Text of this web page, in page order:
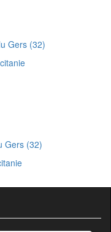
Gers (32)
Gers (32)